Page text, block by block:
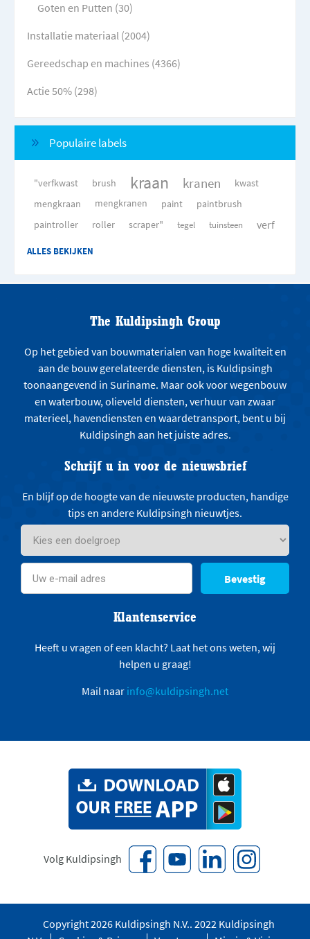
Goten en Putten (30)
Installatie materiaal (2004)
Gereedschap en machines (4366)
Actie 50% (298)
Populaire labels
"verfkwast brush kraan kranen
kwast
mengkraan
mengkranen paint
paintbrush
paintroller
roller scraper" tegel tuinsteen verf
ALLES BEKIJKEN
The Kuldipsingh Group
Op het gebied van bouwmaterialen van hoge kwaliteit en
aan de bouw gerelateerde diensten, is Kuldipsingh
toonaangevend in Suriname. Maar ook voor wegenbouw
en waterbouw, olieveld diensten, verhuur van zwaar
materieel, havendiensten en waardetransport, bent u bij
Kuldipsingh aan het juiste adres.
Schrijf u in voor de nieuwsbrief
En blijf op de hoogte van de nieuwste producten, handige
tips en andere Kuldipsingh nieuwtjes.
Bevestig
Klantenservice
Heeft u vragen of een klacht? Laat het ons weten, wij
helpen u graag!
Mail naar info@kuldipsingh.net
Volg Kuldipsingh
Copyright 2026 Kuldipsingh N.V.. 2022 Kuldipsingh